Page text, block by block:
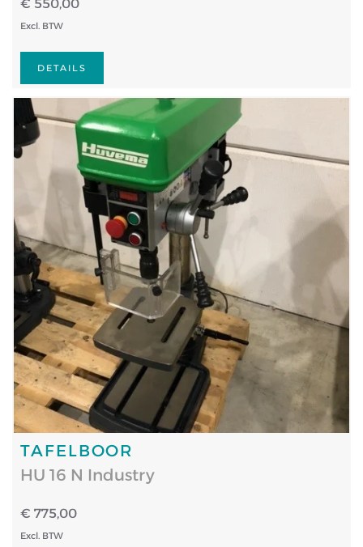
€ 550,00
Excl. BTW
DETAILS
TAFELBOOR
HU 16 N Industry
€ 775,00
Excl. BTW